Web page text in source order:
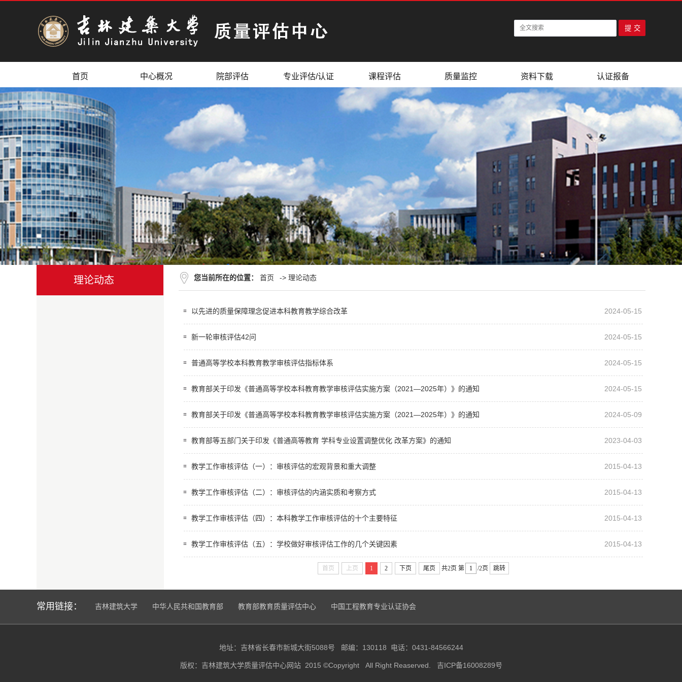
首页 中心概况 院部评估 专业评估/认证 课程评估 质量监控 资料下载 认证报备
理论动态 您当前所在的位置： 首页 -> 理论动态
2024-05-15
以先进的质量保障理念促进本科教育教学综合改革
2024-05-15
新一轮审核评估42问
2024-05-15
普通高等学校本科教育教学审核评估指标体系
2024-05-15
教育部关于印发《普通高等学校本科教育教学审核评估实施方案（2021—2025年）》的通知
2024-05-09
教育部关于印发《普通高等学校本科教育教学审核评估实施方案（2021—2025年）》的通知
2023-04-03
教育部等五部门关于印发《普通高等教育 学科专业设置调整优化 改革方案》的通知
2015-04-13
教学工作审核评估（一）：审核评估的宏观背景和重大调整
2015-04-13
教学工作审核评估（二）：审核评估的内涵实质和考察方式
2015-04-13
教学工作审核评估（四）：本科教学工作审核评估的十个主要特征
2015-04-13
教学工作审核评估（五）：学校做好审核评估工作的几个关键因素
首页 上页 1 2 下页 尾页 共2页 第 /2页 跳转
常用链接： 吉林建筑大学 中华人民共和国教育部 教育部教育质量评估中心 中国工程教育专业认证协会
地址：吉林省长春市新城大街5088号 邮编：130118 电话：0431-84566244
版权：吉林建筑大学质量评估中心网站 2015 ©Copyright All Right Reaserved. 吉ICP备16008289号